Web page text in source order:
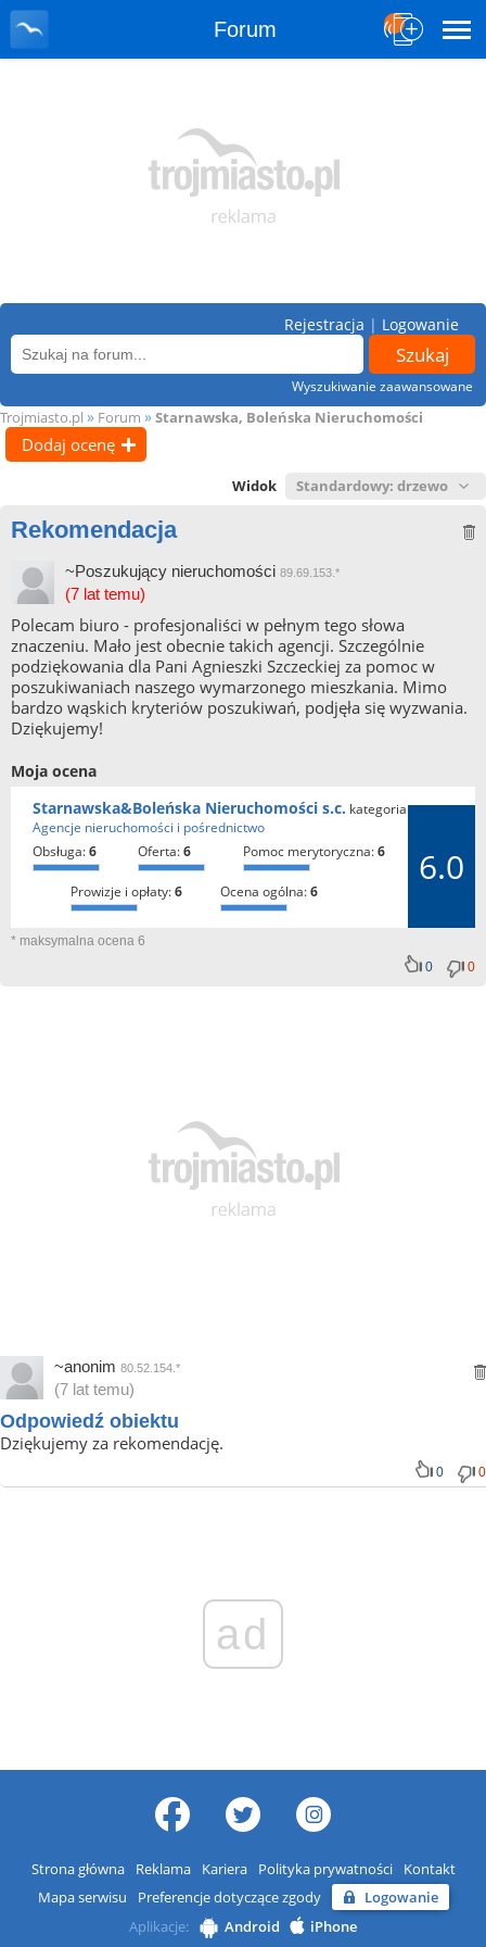
Forum
Wyszukiwanie zaawansowane
Rejestracja | Logowanie
Trojmiasto.pl » Forum » Starnawska, Boleńska Nieruchomości
Dodaj ocenę
Widok
Rekomendacja
~Poszukujący nieruchomości 89.69.153.*
(7 lat temu)
Polecam biuro - profesjonaliści w pełnym tego słowa
znaczeniu. Mało jest obecnie takich agencji. Szczególnie
podziękowania dla Pani Agnieszki Szczeckiej za pomoc w
poszukiwaniach naszego wymarzonego mieszkania. Mimo
bardzo wąskich kryteriów poszukiwań, podjęła się wyzwania.
Dziękujemy!
Moja ocena
Starnawska&Boleńska Nieruchomości s.c. kategoria:
Agencje nieruchomości i pośrednictwo
obsługa:6 oferta:6 pomoc merytoryczna:6
prowizje i opłaty:6 ocena ogólna:6
6.0
* maksymalna ocena 6
0
0
~anonim 80.52.154.*
(7 lat temu)
Odpowiedź obiektu
Dziękujemy za rekomendację.
0 0
ad
Strona główna Reklama Kariera Polityka prywatności
Kontakt
Mapa serwisu
Preferencje dotyczące zgody
Logowanie
Aplikacje:
Android iPhone